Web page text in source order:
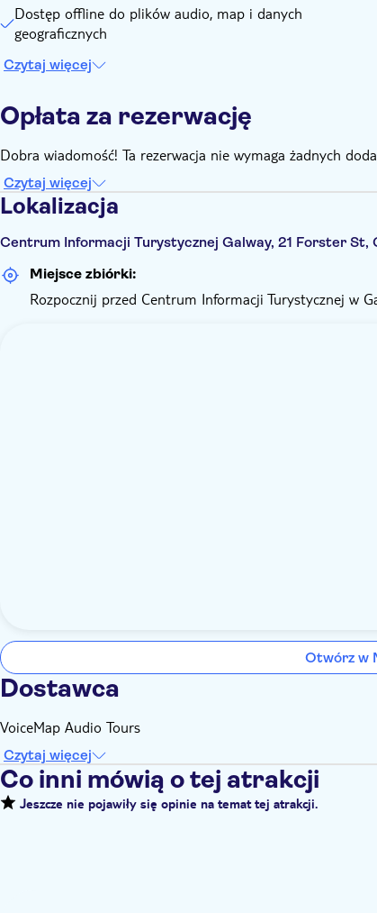
Dostęp offline do plików audio, map i danych
geograficznych
Czytaj więcej
Opłata za rezerwację
Dobra wiadomość! Ta rezerwacja nie wymaga żadnych
Czytaj więcej
Lokalizacja
Centrum Informacji Turystycznej Galway, 21 Forster St,
Miejsce zbiórki:
Rozpocznij przed Centrum Informacji Turystycznej w
Otwórz w
Dostawca
VoiceMap Audio Tours
Czytaj więcej
Co inni mówią o tej atrakcji
Jeszcze nie pojawiły się opinie na temat tej atrakcji.